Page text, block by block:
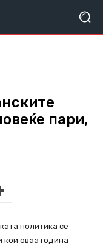
пари,
политика се
кои оваа година